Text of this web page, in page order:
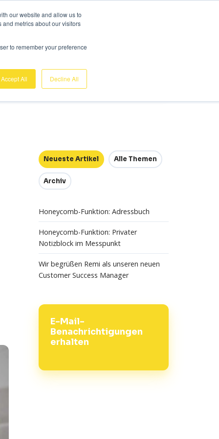
our website and allow us to
metrics about our visitors
to remember your preference
Accept All Decline All
Gratis Demo
Über uns Support
Neueste Artikel Alle Themen
Archiv
Honeycomb-Funktion: Adressbuch
Honeycomb-Funktion: Privater
Notizblock im Messpunkt
Wir begrüßen Remi als unseren neuen
Customer Success Manager
E-Mail-
Benachrichtigungen
erhalten